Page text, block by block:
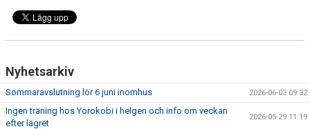
Nyhetsarkiv
Sommaravslutning lör 6 juni inomhus 2026-06-03 09:32
Ingen träning hos Yorokobi i helgen och info om veckan
efter lägret
2026-05-29 11:19